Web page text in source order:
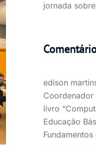
jornada
edison
Coordenador
livro
Educação